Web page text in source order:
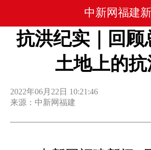
中新网福建
抗洪纪实｜回顾
土地上的抗
2022年06月22日 10:21:46
来源：中新网福建